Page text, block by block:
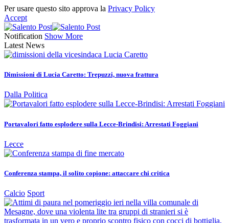
Per usare questo sito approva la Privacy Policy
Accept
Notification Show More
Latest News
Dimissioni di Lucia Caretto: Trepuzzi, nuova frattura
Dalla Politica
Portavalori fatto esplodere sulla Lecce-Brindisi: Arrestati Foggiani
Lecce
Conferenza stampa, il solito copione: attaccare chi critica
Calcio Sport